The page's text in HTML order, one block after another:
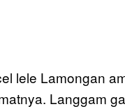
lele Lamongan
Langgam